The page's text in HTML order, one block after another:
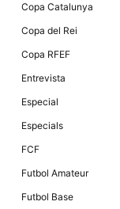
Copa Catalunya
Copa del Rei
Copa RFEF
Entrevista
Especial
Especials
FCF
Futbol Amateur
Futbol Base